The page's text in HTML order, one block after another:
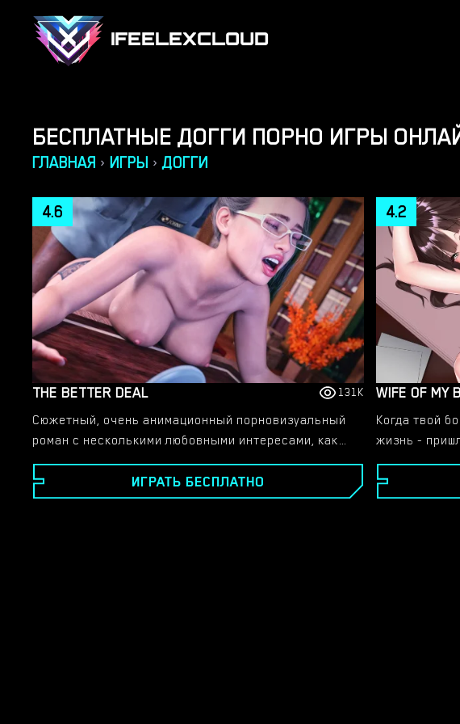
IFEELEXCLOUD
БЕСПЛАТНЫЕ ДОГГИ ПОРНО ИГРЫ
ГЛАВНАЯ › ИГРЫ › ДОГГИ
THE BETTER DEAL
4.6
131K
Сюжетный, очень анимационный порновизуальный
роман с несколькими любовными интересами, как
мужскими, так и женскими. Райли Ито, бывший
солдат, вынужденный покинуть армию, чтобы
поддержать своего брата, теперь сталкивается с
ИГРАТЬ БЕСПЛАТНО
WIFE OF MY
4.2
Когда твой
жизнь -
жену!​ Играй
СЕЙЧАС!